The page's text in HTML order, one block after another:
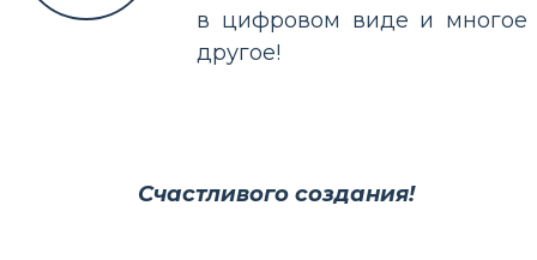
в цифровом виде и многое
другое!
Счастливого создания!